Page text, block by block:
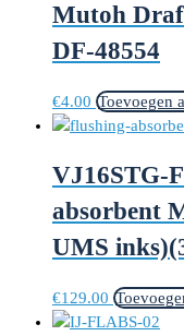
Mutoh
DF-48554
€4.00 Toevoegen
VJ16STG-
absorbent
UMS
€129.00